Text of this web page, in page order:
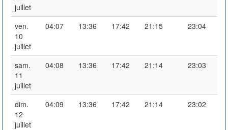
juillet
ven.
10
juillet
04:07 13:36 17:42 21:15 23:04
sam.
11
juillet
04:08 13:36 17:42 21:14 23:03
dim.
12
juillet
04:09 13:36 17:42 21:14 23:02